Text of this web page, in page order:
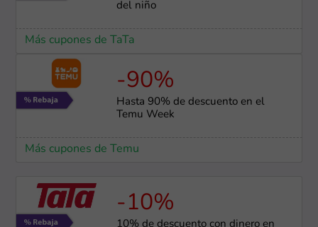
del niño
Más cupones de TaTa
-90%
Hasta 90% de descuento en el
Temu Week
Más cupones de Temu
-10%
10% de descuento con dinero en